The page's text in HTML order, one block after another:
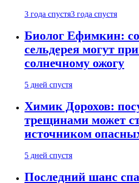
3 года спустя3 года спустя
Биолог Ефимкин:
сельдерея могут
солнечному ожогу
5 дней спустя
Химик Дорохов:
трещинами может
источником
5 дней спустя
Последний шанс